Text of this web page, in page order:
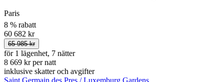
Paris
8 % rabatt
60 682 kr
65 985 kr
för 1 lägenhet, 7 nätter
8 669 kr per natt
inklusive skatter och avgifter